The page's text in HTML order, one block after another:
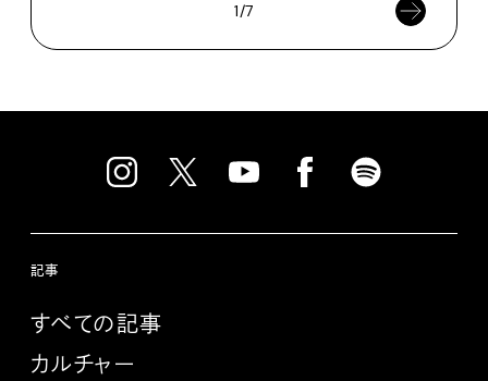
1/7
記事
すべての記事
カルチャー